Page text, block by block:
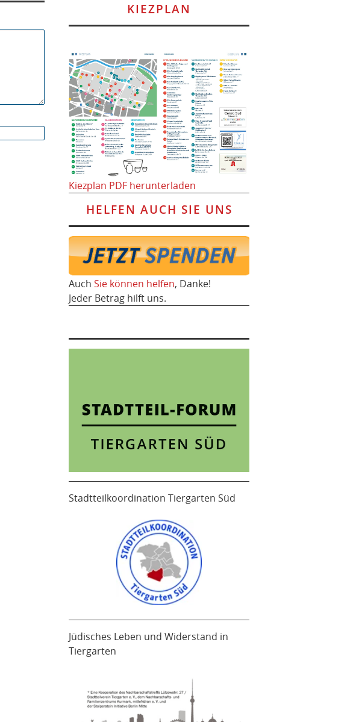
KIEZPLAN
Kiezplan PDF herunterladen
HELFEN AUCH SIE UNS
Auch Sie können helfen, Danke!
Jeder Betrag hilft uns.
Stadtteilkoordination Tiergarten Süd
Jüdisches Leben und Widerstand in
Tiergarten